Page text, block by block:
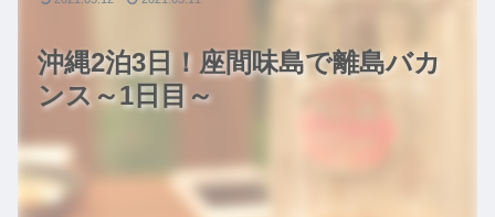
沖縄2泊3日！座間味島で離島バカ
ンス～1日目～